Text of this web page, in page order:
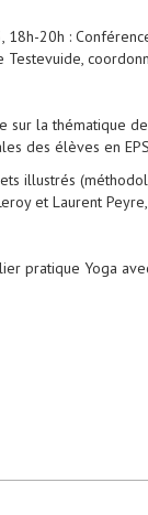
18h-20h :
sur la thématique
des élèves en
illustrés
et Laurent
pratique Yoga